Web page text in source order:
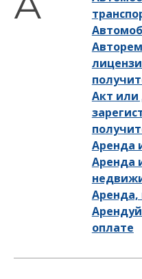
Акт или
Аренда
Аренда
оплате